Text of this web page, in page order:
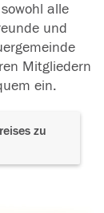
alle
und
Mitgliedern
ein.
zu